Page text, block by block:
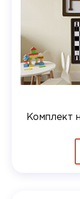
Комплект